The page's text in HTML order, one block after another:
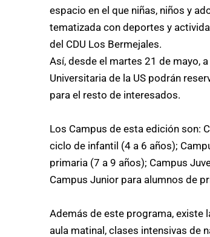
espacio en el que niñas, niños y
tematizada con deportes y
del CDU Los Bermejales.
Así, desde el martes 21 de mayo,
Universitaria de la US podrán
para el resto de interesados.
Los Campus de esta edición son:
ciclo de infantil (4 a 6 años);
primaria (7 a 9 años); Campus
Campus Junior para alumnos de
Además de este programa, existe
aula matinal, clases intensivas de